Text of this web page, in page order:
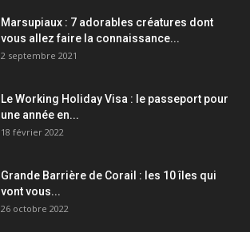
Marsupiaux : 7 adorables créatures dont
vous allez faire la connaissance...
2 septembre 2021
Le Working Holiday Visa : le passeport pour
une année en...
18 février 2022
Grande Barrière de Corail : les 10 îles qui
vont vous...
26 octobre 2022